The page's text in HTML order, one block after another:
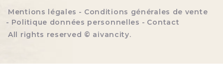
Menu bottom footer
Mentions légales
Conditions générales de vente
Politique données personnelles
Contact
All rights reserved © aivancity.